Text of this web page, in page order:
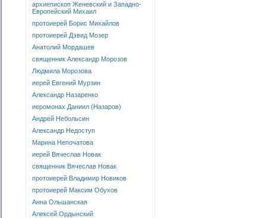
архиепископ Женевский и Западно-
Европейский Михаил
протоиерей Борис Михайлов
протоиерей Дэвид Мозер
Анатолий Мордашев
священник Александр Морозов
Людмила Морозова
иерей Евгений Мурзин
Александр Назаренко
иеромонах Даниил (Назаров)
Андрей Небольсин
Александр Недоступ
Марина Непочатова
иерей Вячеслав Новак
священник Вячеслав Новак
протоиерей Владимир Новиков
протоиерей Максим Обухов
Анна Ольшанская
Алексей Ордынский